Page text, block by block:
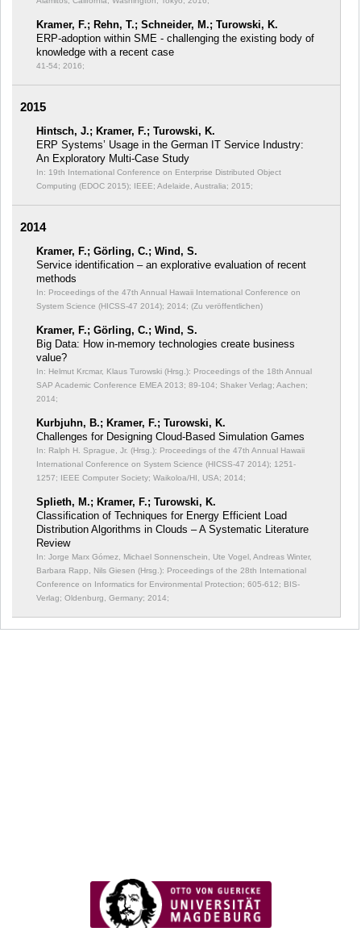
Kramer, F.; Rehn, T.; Schneider, M.; Turowski, K.
ERP-adoption within SME - challenging the existing body of
knowledge with a recent case
41-54; 2016;
2015
Hintsch, J.; Kramer, F.; Turowski, K.
ERP Systems’ Usage in the German IT Service Industry:
An Exploratory Multi-Case Study
In: 19th International Conference on Enterprise Distributed Object
Computing (EDOC 2015); IEEE; Adelaide, Australia; 2015;
2014
Kramer, F.; Görling, C.; Wind, S.
Service identification – an explorative evaluation of recent
methods
In: Proceedings of the 47th Annual Hawaii International Conference on
System Science (HICSS-47 2014); 2014; (Zu veröffentlichen)
Kramer, F.; Görling, C.; Wind, S.
Big Data: How in-memory technologies create business
value?
In: Helmut Krcmar, Klaus Turowski (Hrsg.): Proceedings of the 18th Annual
SAP Academic Conference EMEA 2013; 89-104; Shaker Verlag; Aachen;
2014;
Kurbjuhn, B.; Kramer, F.; Turowski, K.
Challenges for Designing Cloud-Based Simulation Games
In: Ralph H. Sprague, Jr. (Hrsg.): Proceedings of the 47th Annual Hawaii
International Conference on System Science (HICSS-47 2014); 1251-
1257; IEEE Computer Society; Waikoloa/HI, USA; 2014;
Splieth, M.; Kramer, F.; Turowski, K.
Classification of Techniques for Energy Efficient Load
Distribution Algorithms in Clouds – A Systematic Literature
Review
In: Jorge Marx Gómez, Michael Sonnenschein, Ute Vogel, Andreas Winter,
Barbara Rapp, Nils Giesen (Hrsg.): Proceedings of the 28th International
Conference on Informatics for Environmental Protection; 605-612; BIS-
Verlag; Oldenburg, Germany; 2014;